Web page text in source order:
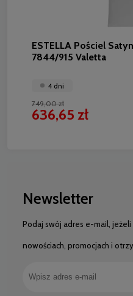
ESTELLA Pościel
7844/915 Valetta
4 dni
749,00 zł
636,65 zł
Newsletter
Podaj swój adres e-mail,
nowościach, promocjach i